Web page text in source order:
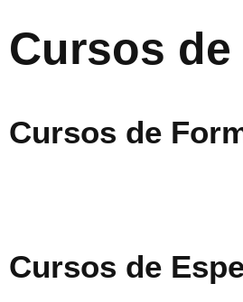
Cursos de
Cursos de
Cursos de